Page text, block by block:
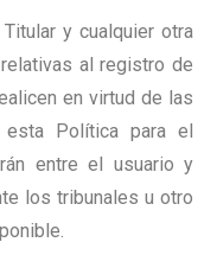
y cualquier otra
al registro de
en virtud de las
Política para el
entre el usuario y
los tribunales u otro